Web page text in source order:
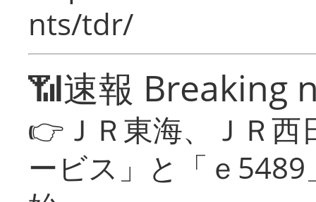
nts/tdr/
📶速報 Breaking
👉ＪＲ東海、ＪＲ
ービス」と「ｅ